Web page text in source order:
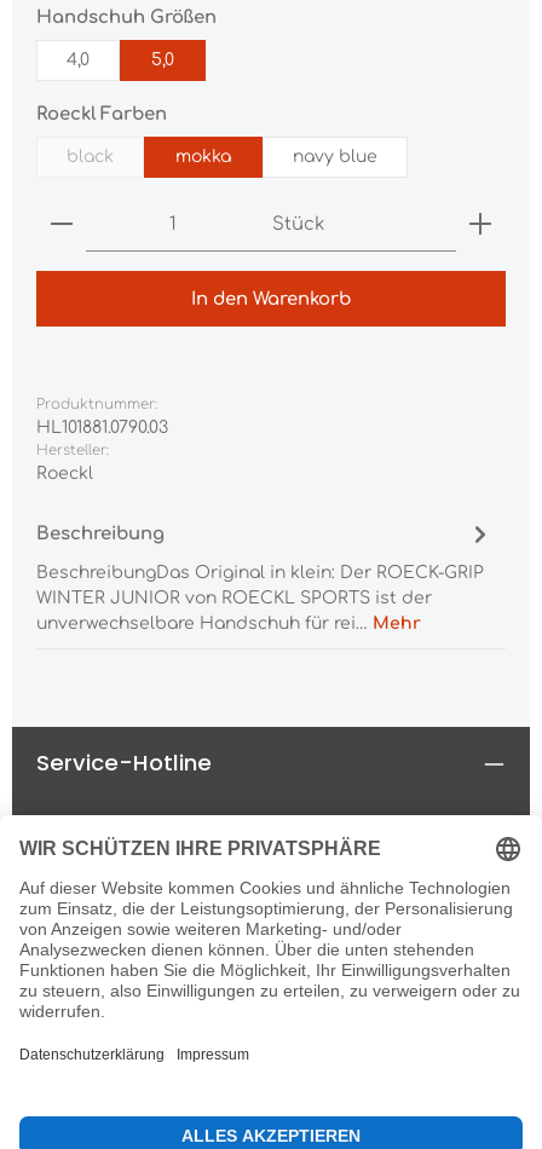
Handschuh Größen
4,0 5,0
Roeckl Farben
black
(Diese Option ist zurzeit nicht verfügbar.)
mokka navy blue
Produkt Anzahl: Gib den gewünschten
Stück
In den Warenkorb
Produktnummer:
HL101881.0790.03
Hersteller:
Roeckl
Beschreibung
BeschreibungDas Original in klein: Der ROECK-GRIP
WINTER JUNIOR von ROECKL SPORTS ist der
unverwechselbare Handschuh für rei… Mehr
Service-Hotline
Rechtliches
Informationen
Newsletter
Alle Preise inkl. gesetzl. Mehrwertsteuer zzgl.